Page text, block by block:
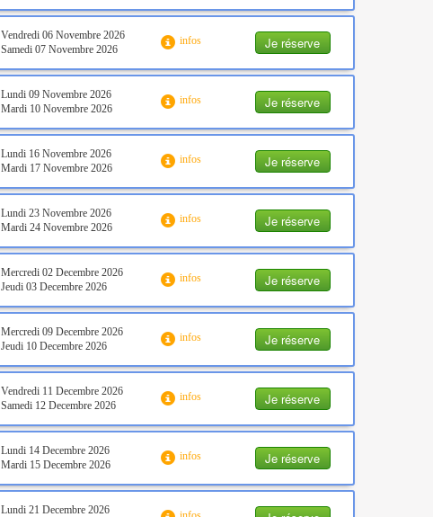
Je réserve
Vendredi 06 Novembre 2026
Samedi 07 Novembre 2026
infos
Je réserve
Lundi 09 Novembre 2026
Mardi 10 Novembre 2026
infos
Je réserve
Lundi 16 Novembre 2026
Mardi 17 Novembre 2026
infos
Je réserve
Lundi 23 Novembre 2026
Mardi 24 Novembre 2026
infos
Je réserve
Mercredi 02 Decembre 2026
Jeudi 03 Decembre 2026
infos
Je réserve
Mercredi 09 Decembre 2026
Jeudi 10 Decembre 2026
infos
Je réserve
Vendredi 11 Decembre 2026
Samedi 12 Decembre 2026
infos
Je réserve
Lundi 14 Decembre 2026
Mardi 15 Decembre 2026
infos
Lundi 21 Decembre 2026